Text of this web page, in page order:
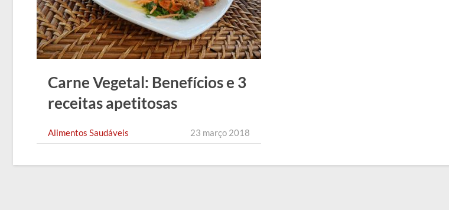
Carne Vegetal: Benefícios e 3
receitas apetitosas
Alimentos Saudáveis 23 março 2018